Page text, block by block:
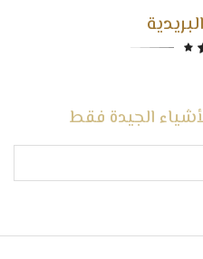
الجيدة فقط